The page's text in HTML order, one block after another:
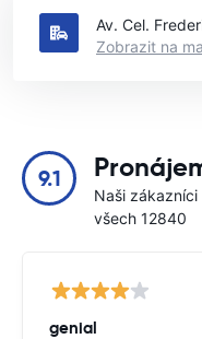
Av. Cel.
Zobrazit na
9.1
Naši
všech 12840
genial